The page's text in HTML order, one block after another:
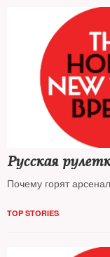
Русская
Почему горят
TOP STORIES